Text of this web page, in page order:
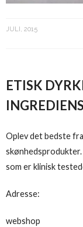
JULI, 2015
ETISK
Oplev det bedste
som er klinisk
Adresse:
webshop